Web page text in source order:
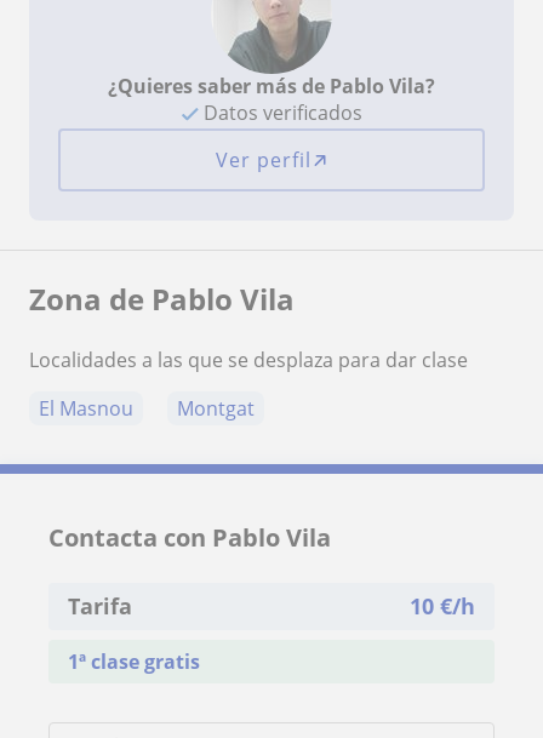
¿Quieres saber más de Pablo Vila?
Datos verificados
Ver perfil
Zona de Pablo Vila
Localidades a las que se desplaza para dar clase
El Masnou
Montgat
Contacta con Pablo Vila
Tarifa 10 €/h
1ª clase gratis